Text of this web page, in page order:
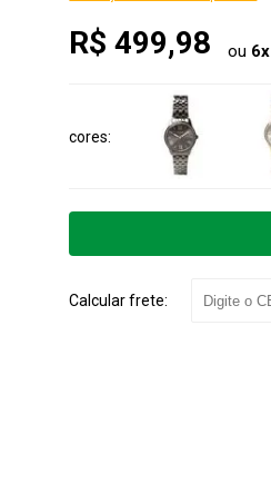
R$ 499,98 ou 6x
cores
Calcular frete: